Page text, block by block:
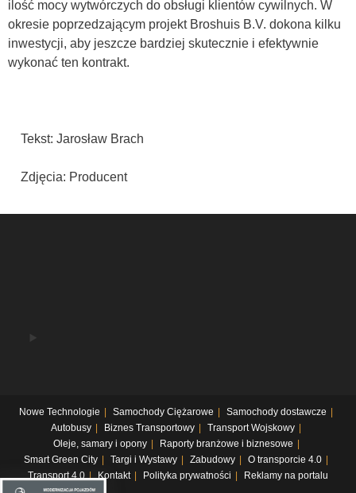
ilość mocy wytwórczych do obsługi klientów cywilnych. W
okresie poprzedzającym projekt Broshuis B.V. dokona kilku
inwestycji, aby jeszcze bardziej skutecznie i efektywnie
wykonać ten kontrakt.
Tekst: Jarosław Brach
Zdjęcia: Producent
Nowe Technologie Samochody Ciężarowe
Samochody dostawcze
Autobusy
Biznes Transportowy
Transport Wojskowy
Oleje, samary i opony
Raporty branżowe i biznesowe
Smart Green City
Targi i Wystawy Zabudowy
O transporcie 4.0
Transport 4.0
Kontakt Polityka prywatności Reklamy na portalu